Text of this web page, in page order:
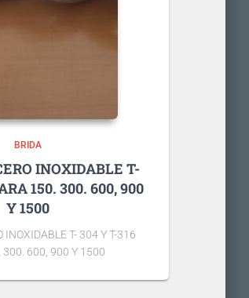
BRIDA
INOXIDABLE T-
150. 300. 600, 900
Y 1500
INOXIDABLE T- 304 Y T-316
300. 600, 900 Y 1500